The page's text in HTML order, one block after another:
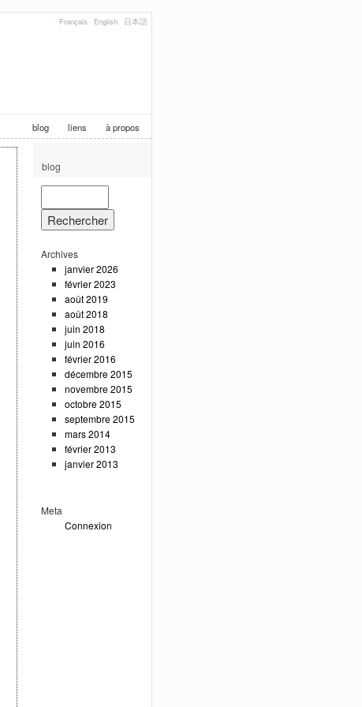
Français English 日本語
blog liens à propos
blog
Archives
janvier 2026
février 2023
août 2019
août 2018
juin 2018
juin 2016
février 2016
décembre 2015
novembre 2015
octobre 2015
septembre 2015
mars 2014
février 2013
janvier 2013
Meta
Connexion